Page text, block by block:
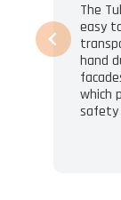
The
easy
hand
which
safety